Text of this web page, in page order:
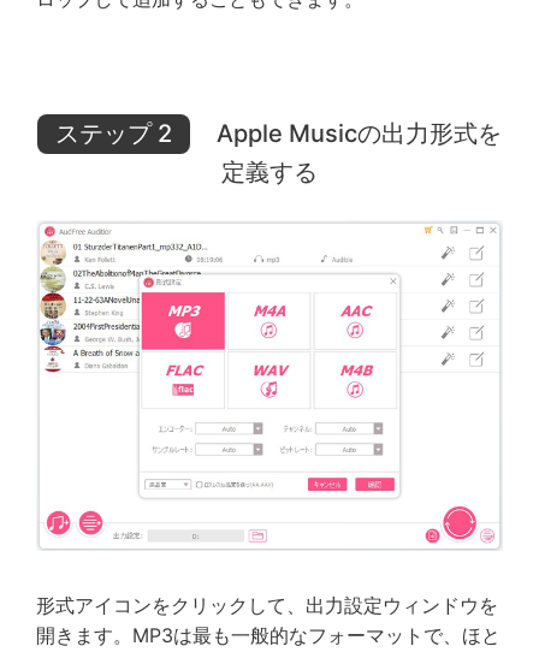
ステップ 2
Apple Musicの出力形式を
定義する
形式アイコンをクリックして、出力設定ウィンドウを
開きます。MP3は最も一般的なフォーマットで、ほと